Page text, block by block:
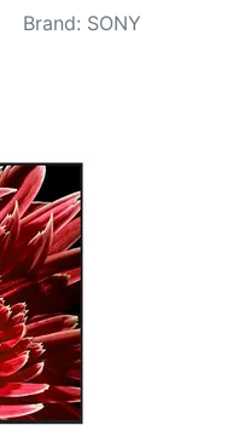
Brand: SONY